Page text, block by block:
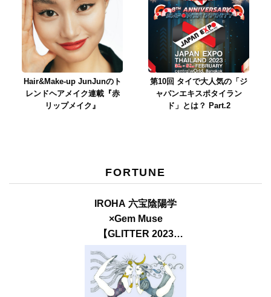
Hair&Make-up JunJunのト
レンドヘアメイク連載『赤
リップメイク』
第10回 タイで大人気の「ジ
ャパンエキスポタイラン
ド」とは？ Part.2
FORTUNE
IROHA 六宝陰陽学
×Gem Muse
【GLITTER 2023
SUMMER issue】